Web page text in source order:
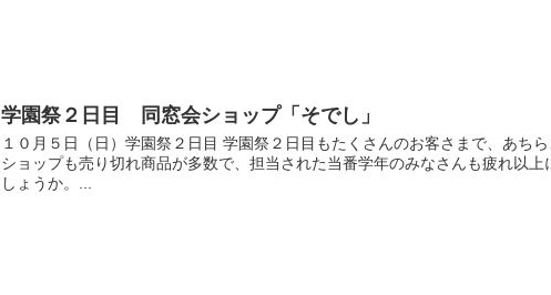
学園祭２日目 同窓会ショップ「そでし」
１０月５日（日）学園祭２日目 学園祭２日目もたくさんのお客さまで、あち
ショップも売り切れ商品が多数で、担当された当番学年のみなさんも疲れ以
しょうか。...